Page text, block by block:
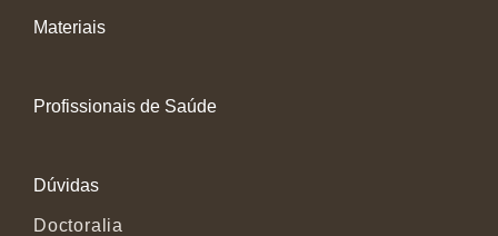
Materiais
Profissionais de Saúde
Dúvidas
Doctoralia